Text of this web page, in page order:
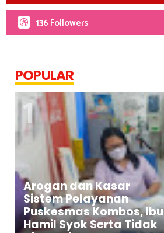
136 Followers
POPULAR
Arogan dan Kasar
Sistem Pelayanan
Puskesmas Kombos, Ibu
Hamil Syok Serta Tidak